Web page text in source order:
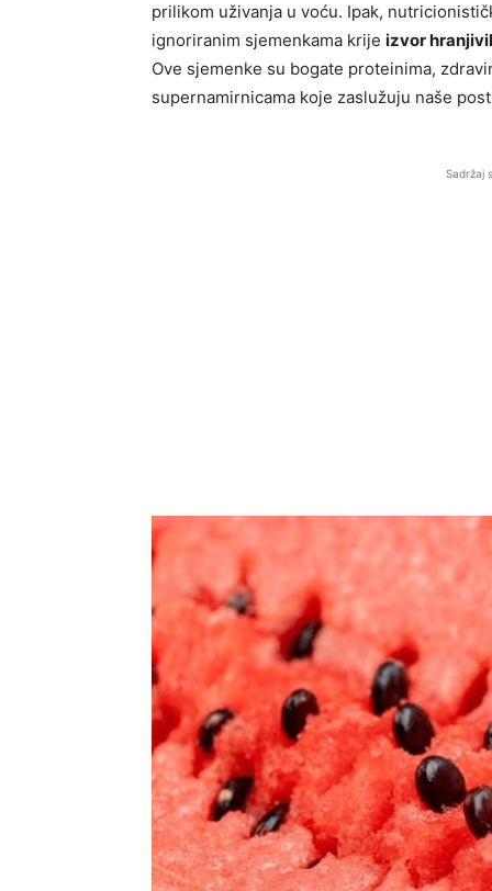
prilikom uživanja u voću. Ipak,
ignoriranim sjemenkama krije izvor
Ove sjemenke su bogate proteinima,
supernamirnicama koje zaslužuju naše
Sadržaj